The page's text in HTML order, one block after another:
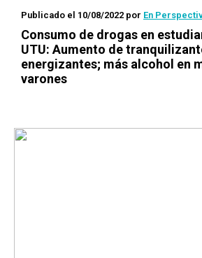
Publicado el 10/08/2022 por En
Consumo de drogas en
UTU: Aumento de
energizantes; más alcohol en
varones